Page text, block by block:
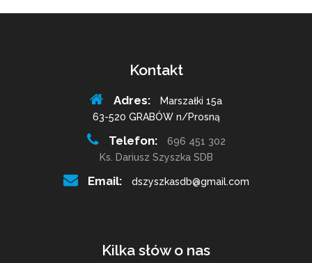
Kontakt
Adres:
Marszałki 15a
63-520 GRABÓW n/Prosną
Telefon:
696 451 302
Ks. Dariusz Szyszka SDB
Email: dszyszkasdb@gmail.com
Kilka słów o nas